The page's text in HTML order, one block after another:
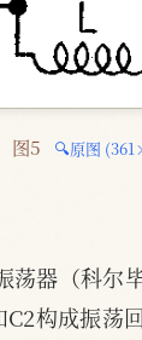
图5 🔍原图
荡器（科尔
C2构成振荡